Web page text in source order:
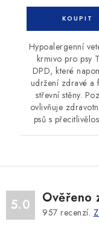
Hypoalergenní
krmivo pro psy
DPD, které
udržení zdravé a
střevní stěny.
ovlivňuje
psů s
5.0 Ověřeno
957 recenzí.